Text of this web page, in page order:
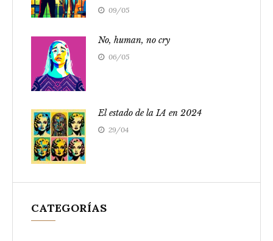
09/05
No, human, no cry
06/05
El estado de la IA en 2024
29/04
CATEGORÍAS